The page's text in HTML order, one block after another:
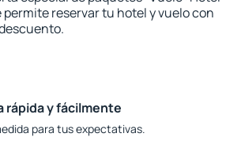
permite reservar tu hotel y vuelo con
rápida y fácilmente
para tus expectativas.